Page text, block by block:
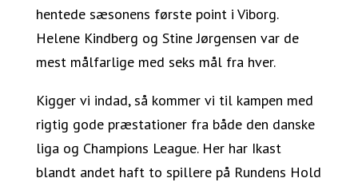
hentede sæsonens første point i Viborg.
Helene Kindberg og Stine Jørgensen var de
mest målfarlige med seks mål fra hver.
Kigger vi indad, så kommer vi til kampen med
rigtig gode præstationer fra både den danske
liga og Champions League. Her har Ikast
blandt andet haft to spillere på Rundens Hold